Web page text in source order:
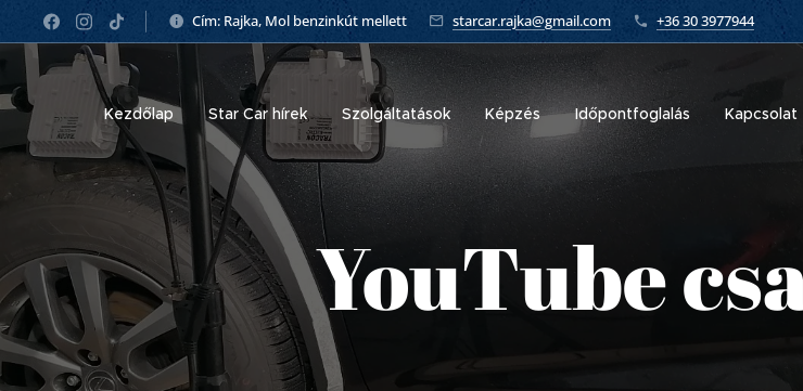
Cím: Rajka, Mol benzinkút mellett starcar.rajka@gmail.com +36 30 3977944
Kezdőlap Star Car hírek Szolgáltatások Képzés Időpontfoglalás Kapcsolat
YouTube